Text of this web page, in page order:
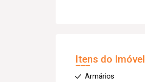
Itens do Imóvel
Armários